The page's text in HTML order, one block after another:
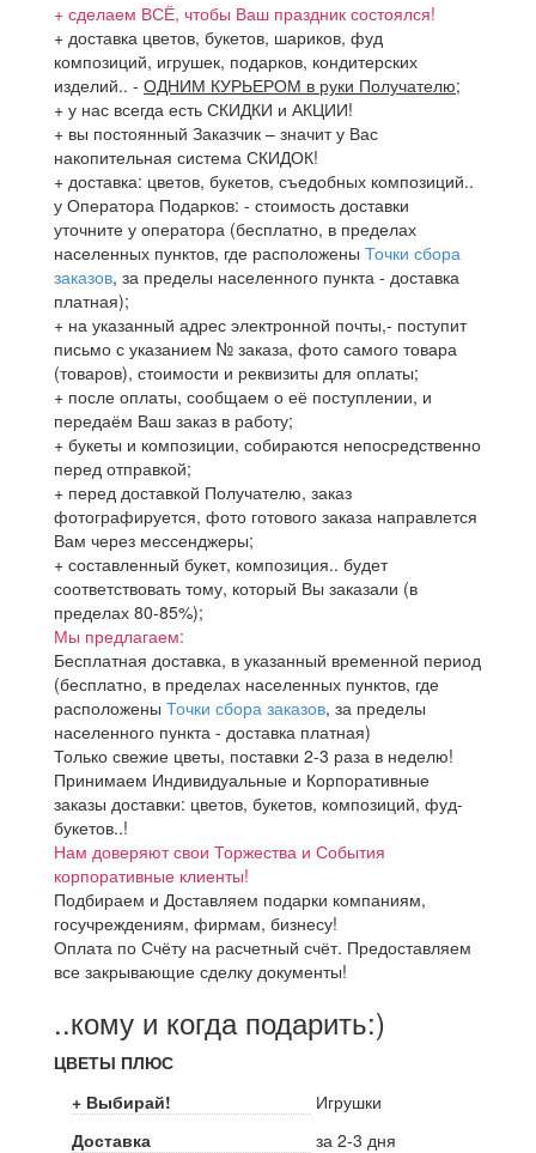
+ сделаем ВСЁ, чтобы Ваш праздник состоялся!
+ доставка цветов, букетов, шариков, фуд
композиций, игрушек, подарков, кондитерских
изделий.. - ОДНИМ КУРЬЕРОМ в руки Получателю;
+ у нас всегда есть СКИДКИ и АКЦИИ!
+ вы постоянный Заказчик – значит у Вас
накопительная система СКИДОК!
+ доставка: цветов, букетов, съедобных композиций..
у Оператора Подарков: - стоимость доставки
уточните у оператора (бесплатно, в пределах
населенных пунктов, где расположены Точки сбора
заказов, за пределы населенного пункта - доставка
платная);
+ на указанный адрес электронной почты,- поступит
письмо с указанием № заказа, фото самого товара
(товаров), стоимости и реквизиты для оплаты;
+ после оплаты, сообщаем о её поступлении, и
передаём Ваш заказ в работу;
+ букеты и композиции, собираются непосредственно
перед отправкой;
+ перед доставкой Получателю, заказ
фотографируется, фото готового заказа направлется
Вам через мессенджеры;
+ составленный букет, композиция.. будет
соответствовать тому, который Вы заказали (в
пределах 80-85%);
Мы предлагаем:
Бесплатная доставка, в указанный временной период
(бесплатно, в пределах населенных пунктов, где
расположены Точки сбора заказов, за пределы
населенного пункта - доставка платная)
Только свежие цветы, поставки 2-3 раза в неделю!
Принимаем Индивидуальные и Корпоративные
заказы доставки: цветов, букетов, композиций, фуд-
букетов..!
Нам доверяют свои Торжества и События
корпоративные клиенты!
Подбираем и Доставляем подарки компаниям,
госучреждениям, фирмам, бизнесу!
Оплата по Счёту на расчетный счёт. Предоставляем
все закрывающие сделку документы!
..кому и когда подарить:)
ЦВЕТЫ ПЛЮС
+ Выбирай!
Игрушки
Доставка
за 2-3 дня